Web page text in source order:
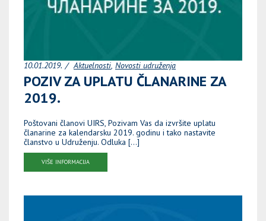
10.01.2019. Aktuelnosti Novosti udruženja
POZIV ZA UPLATU ČLANARINE ZA
2019.
Poštovani članovi UIRS, Pozivam Vas da izvršite uplatu
članarine za kalendarsku 2019. godinu i tako nastavite
članstvo u Udruženju. Odluka […]
VIŠE INFORMACIJA